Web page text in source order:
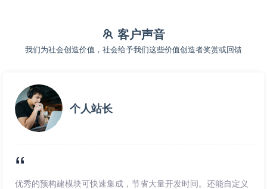
客户声音
我们为社会创造价值，社会给予我们这些价值创造者奖赏或回馈
个人站长
优秀的预构建模块可快速集成，节省大量开发时间。还能自定义